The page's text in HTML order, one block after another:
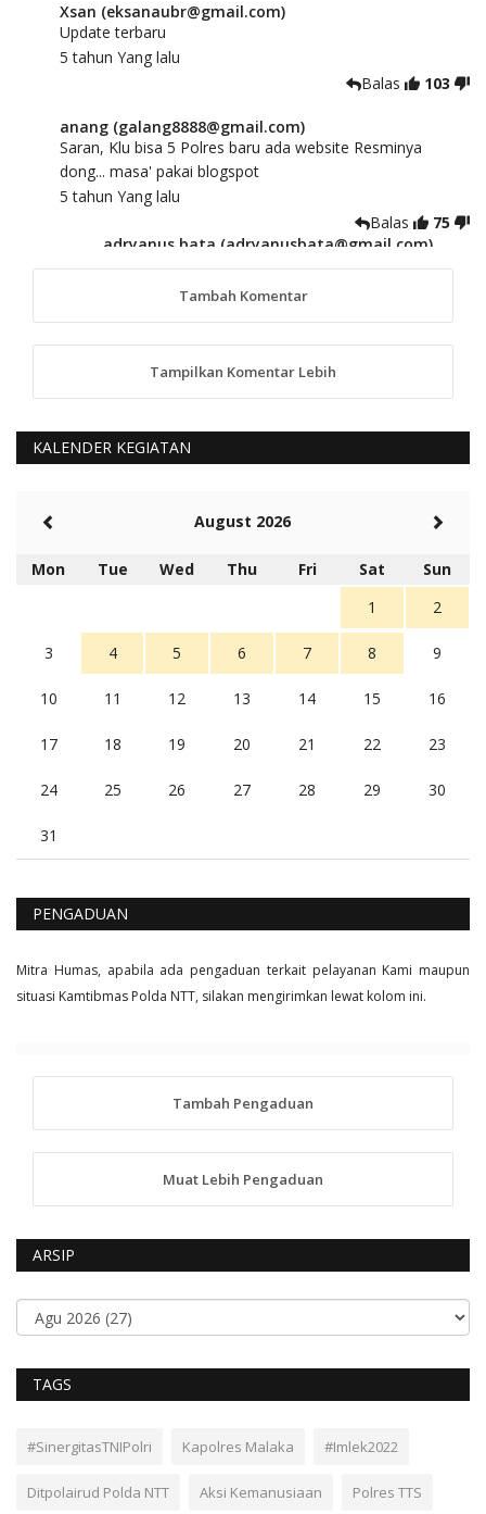
Xsan (eksanaubr@gmail.com)
Update terbaru
5 tahun Yang lalu
Balas
103
anang (galang8888@gmail.com)
Saran, Klu bisa 5 Polres baru ada website Resminya
dong... masa' pakai blogspot
5 tahun Yang lalu
Balas
75
adryanus bata (adryanusbata@gmail.com)
TKS atas saran dan masukannya, akan kami
tindaklanjuti
anggy (anakkaos@gmail.com)
Kami perantu bisa baca langsung terkait Pilkada Sumba
5 tahun Yang lalu
Rambu (rambu03@gmail.com)
Berita Polres Sumba Barat Mantap
5 tahun Yang lalu
Balas
16
Tambah Komentar
Tampilkan Komentar Lebih
KALENDER KEGIATAN
August 2026
Mon Tue Wed Thu Fri Sat
Sun
1
2
3 4 5 6 7 8 9
10 11 12 13 14 15 16
17 18 19 20 21 22 23
24 25 26 27 28 29 30
31
PENGADUAN
Mitra Humas, apabila ada pengaduan terkait pelayanan Kami maupun
situasi Kamtibmas Polda NTT, silakan mengirimkan lewat kolom ini.
Tambah Pengaduan
Muat Lebih Pengaduan
ARSIP
TAGS
#SinergitasTNIPolri Kapolres Malaka #Imlek2022
Ditpolairud Polda NTT Aksi Kemanusiaan Polres TTS